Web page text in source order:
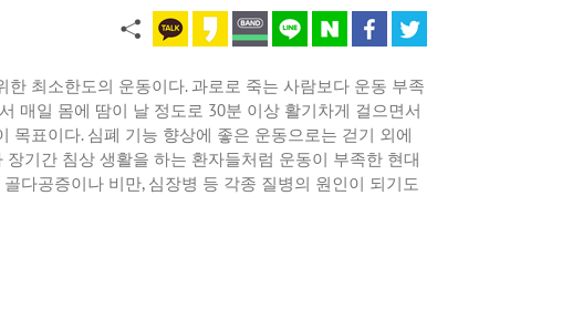
한 최소한도의 운동이다. 과로로 죽는 사람보다 운동 부족
매일 몸에 땀이 날 정도로 30분 이상 활기차게 걸으면서
목표이다. 심폐 기능 향상에 좋은 운동으로는 걷기 외에
기간 침상 생활을 하는 환자들처럼 운동이 부족한 현대
골다공증이나 비만, 심장병 등 각종 질병의 원인이 되기도